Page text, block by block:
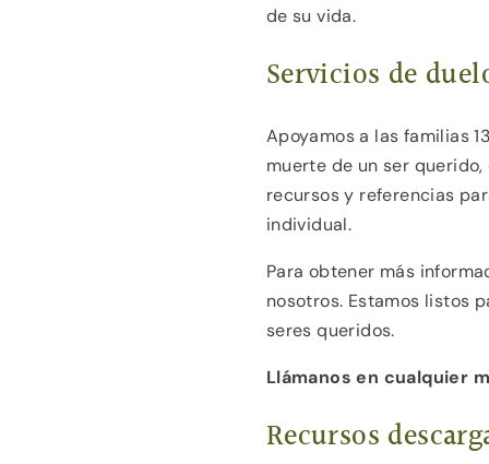
de su vida.
Servicios de
Apoyamos a las familias
muerte de un ser
recursos y referencias
individual.
Para obtener más
nosotros. Estamos listos
seres queridos.
Llámanos en cualquier
Recursos